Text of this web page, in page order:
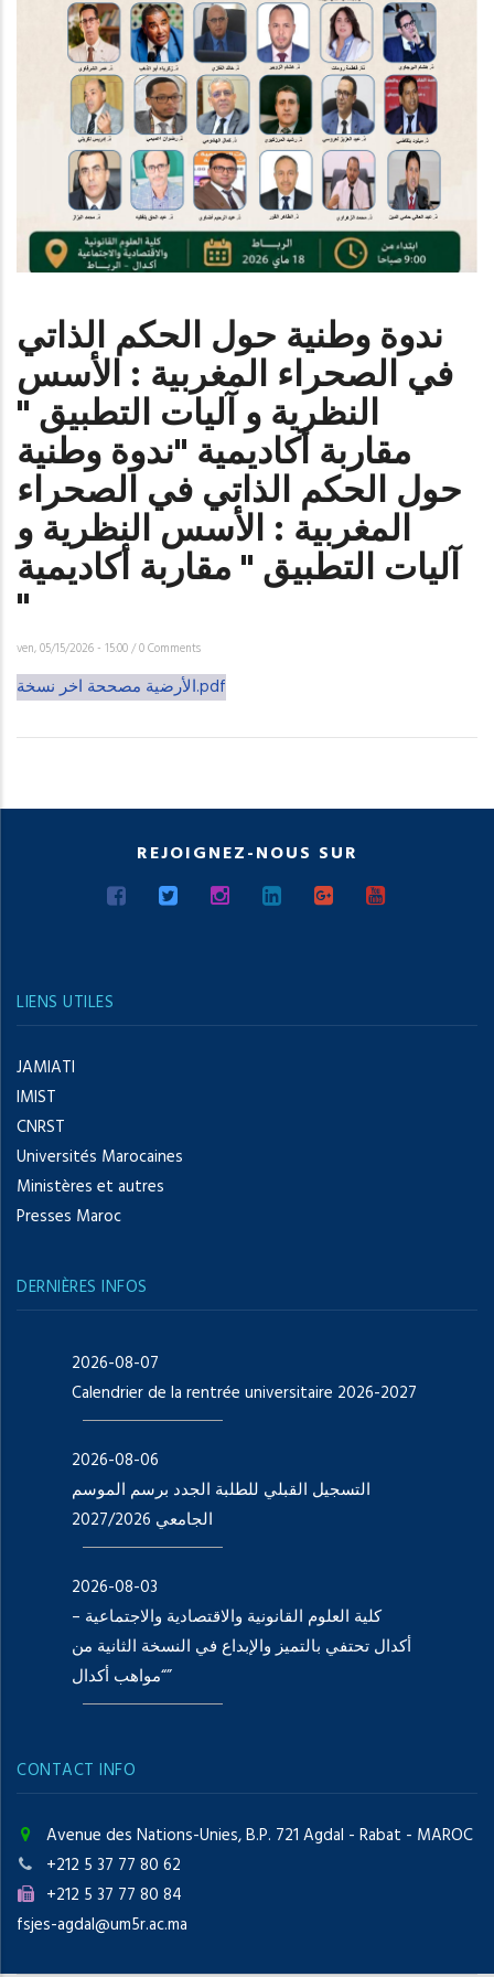
ندوة وطنية حول الحكم الذاتي
في الصحراء المغربية : الأسس
النظرية و آليات التطبيق ''
مقاربة أكاديمية ''ندوة وطنية
حول الحكم الذاتي في الصحراء
المغربية : الأسس النظرية و
آليات التطبيق '' مقاربة أكاديمية
''
ven, 05/15/2026 - 15:00/0 Comments
الأرضية مصححة اخر نسخة.pdf
REJOIGNEZ-NOUS SUR
LIENS UTILES
JAMIATI
IMIST
CNRST
Universités Marocaines
Ministères et autres
Presses Maroc
DERNIÈRES INFOS
2026-08-07
Calendrier de la rentrée universitaire 2026-2027
2026-08-06
التسجيل القبلي للطلبة الجدد برسم الموسم
الجامعي 2027/2026
2026-08-03
كلية العلوم القانونية والاقتصادية والاجتماعية –
أكدال تحتفي بالتميز والإبداع في النسخة الثانية من
“مواهب أكدال”
CONTACT INFO
Avenue des Nations-Unies, B.P. 721 Agdal - Rabat - MAROC
+212 5 37 77 80 62
+212 5 37 77 80 84
fsjes-agdal@um5r.ac.ma